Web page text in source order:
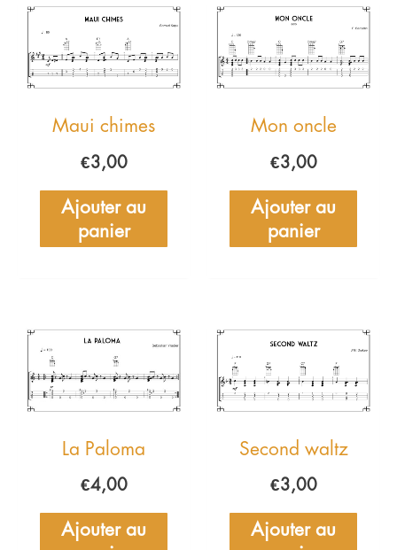
Maui chimes
€3,00
Ajouter au
panier
Mon oncle
€3,00
Ajouter au
panier
La Paloma
€4,00
Ajouter au
Second waltz
€3,00
Ajouter au